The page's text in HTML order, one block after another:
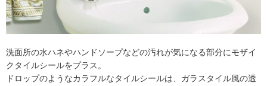
洗面所の水ハネやハンドソープなどの汚れが気になる部分にモザイ
クタイルシールをプラス。
ドロップのようなカラフルなタイルシールは、ガラスタイル風の透